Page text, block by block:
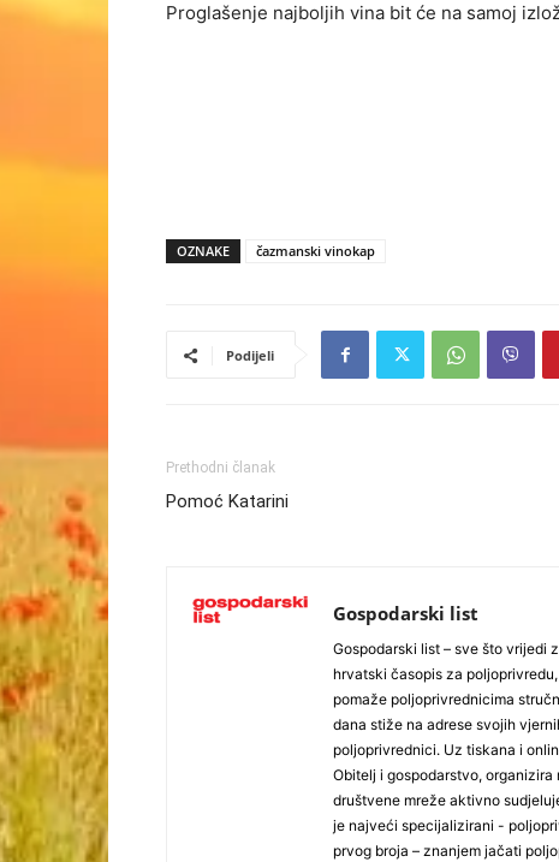
Proglašenje najboljih vina bit će na samoj
OZNAKE čazmanski vinokap
Podijeli
Prethodni članak
Pomoć Katarini
Gospodarski list
Gospodarski list – sve što vrijedi
hrvatski časopis za
pomaže poljoprivrednicima
dana stiže na adrese svojih
poljoprivrednici. Uz tiskana i
Obitelj i gospodarstvo,
društvene mreže aktivno
je najveći specijalizirani -
prvog broja – znanjem jačati